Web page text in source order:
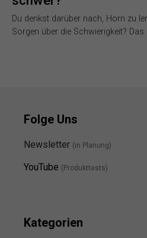
Du denkst darüber nach, Horn zu
Sorgen über die Schwierigkeit?
Folge Uns
Newsletter (in Planung)
YouTube (Produkttests)
Kategorien